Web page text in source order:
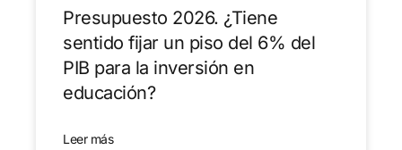
Presupuesto 2026. ¿Tiene
sentido fijar un piso del 6% del
PIB para la inversión en
educación?
Leer más